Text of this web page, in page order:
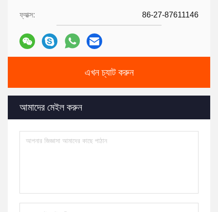
ফ্যাক্স: 86-27-87611146
এখন চ্যাট করুন
আমাদের মেইল করুন